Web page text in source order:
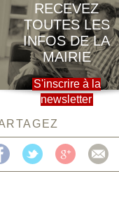
RECEVEZ
TOUTES LES
INFOS DE LA
MAIRIE
S'inscrire à la
newsletter